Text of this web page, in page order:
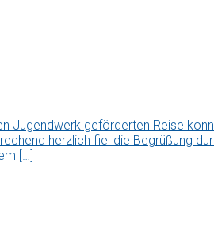
Jugendwerk geförderten Reise
herzlich fiel die Begrüßung
[…]